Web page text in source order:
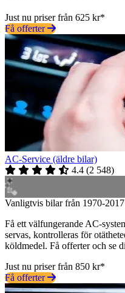
Just nu priser från 625 kr*
Få offerter
AC-Service (äldre bilar)
4.4 (2 548)
Vanligtvis bilar från 1970-
Få ett välfungerande AC-
servas, kontrolleras för
köldmedel. Få offerter och se
Just nu priser från 850 kr*
Få offerter